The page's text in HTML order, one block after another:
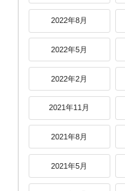
2022年8月
2022年5月
2022年2月
2021年11月
2021年8月
2021年5月